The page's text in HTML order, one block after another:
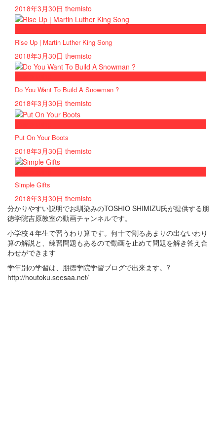
2018年3月30日 themisto
Rise Up | Martin Luther King Song
2018年3月30日 themisto
Do You Want To Build A Snowman ?
2018年3月30日 themisto
Put On Your Boots
2018年3月30日 themisto
Simple Gifts
2018年3月30日 themisto
分かりやすい説明でお馴染みのTOSHIO SHIMIZU氏が提供する朋
徳学院吉原教室の動画チャンネルです。
小学校４年生で習うわり算です。何十で割るあまりの出ないわり
算の解説と、練習問題もあるので動画を止めて問題を解き答え合
わせができます
学年別の学習は、朋徳学院学習ブログで出来ます。?
http://houtoku.seesaa.net/